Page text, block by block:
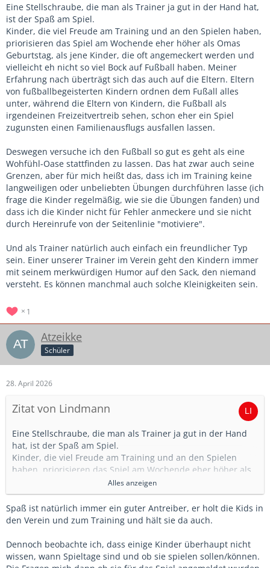
Eine Stellschraube, die man als Trainer ja gut in der Hand hat,
ist der Spaß am Spiel.
Kinder, die viel Freude am Training und an den Spielen haben,
priorisieren das Spiel am Wochende eher höher als Omas
Geburtstag, als jene Kinder, die oft angemeckert werden und
vielleicht eh nicht so viel Bock auf Fußball haben. Meiner
Erfahrung nach überträgt sich das auch auf die Eltern. Eltern
von fußballbegeisterten Kindern ordnen dem Fußall alles
unter, während die Eltern von Kindern, die Fußball als
irgendeinen Freizeitvertreib sehen, schon eher ein Spiel
zugunsten einen Familienausflugs ausfallen lassen.
Deswegen versuche ich den Fußball so gut es geht als eine
Wohfühl-Oase stattfinden zu lassen. Das hat zwar auch seine
Grenzen, aber für mich heißt das, dass ich im Training keine
langweiligen oder unbeliebten Übungen durchführen lasse (ich
frage die Kinder regelmäßig, wie sie die Übungen fanden) und
dass ich die Kinder nicht für Fehler anmeckere und sie nicht
durch Hereinrufe von der Seitenlinie "motiviere".
Und als Trainer natürlich auch einfach ein freundlicher Typ
sein. Einer unserer Trainer im Verein geht den Kindern immer
mit seinem merkwürdigen Humor auf den Sack, den niemand
versteht. Es können manchmal auch solche Kleinigkeiten sein.
1
Atzeikke
Schüler
28. April 2026
Zitat von Lindmann
Eine Stellschraube, die man als Trainer ja gut in der Hand
hat, ist der Spaß am Spiel.
Kinder, die viel Freude am Training und an den Spielen
haben, priorisieren das Spiel am Wochende eher höher als
Omas Geburtstag, als jene Kinder, die oft angemeckert
werden und vielleicht eh nicht so viel Bock auf Fußball
haben. Meiner Erfahrung nach überträgt sich das auch auf
die Eltern. Eltern von fußballbegeisterten Kindern ordnen
Fußball als irgendeinen Freizeitvertreib sehen, schon eher
ein Spiel zugunsten einen Familienausflugs ausfallen
lassen.
Alles anzeigen
Spaß ist natürlich immer ein guter Antreiber, er holt die Kids in
den Verein und zum Training und hält sie da auch.
Dennoch beobachte ich, dass einige Kinder überhaupt nicht
wissen, wann Spieltage sind und ob sie spielen sollen/können.